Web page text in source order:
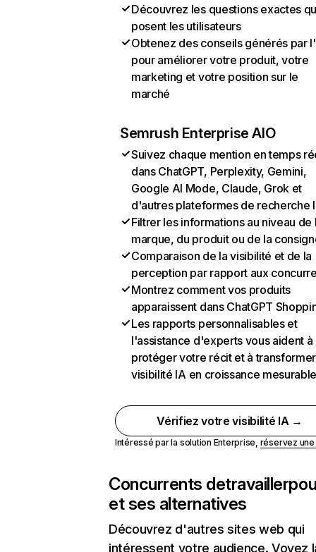
Découvrez les questions exactes
posent les utilisateurs
Obtenez des conseils générés par
pour améliorer votre produit, votre
marketing et votre position sur le
marché
Semrush Enterprise AIO
Suivez chaque mention en temps
dans ChatGPT, Perplexity, Gemini,
Google AI Mode, Claude, Grok et
d'autres plateformes de recherche
Filtrer les informations au niveau de
marque, du produit ou de la
Comparaison de la visibilité et de la
perception par rapport aux
Montrez comment vos produits
apparaissent dans ChatGPT
Les rapports personnalisables et
l'assistance d'experts vous aident à
protéger votre récit et à
visibilité IA en croissance
Vérifiez votre visibilité IA →
Intéressé par la solution Enterprise, réservez
Concurrents de
et ses alternatives
Découvrez d'autres sites web qui
intéressent votre audience. Voyez